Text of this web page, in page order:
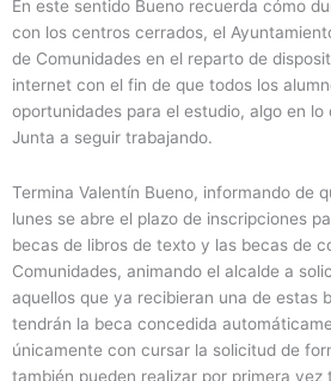
En este sentido Bueno recuerda cómo
con los centros cerrados, el
de Comunidades en el reparto de
internet con el fin de que todos los
oportunidades para el estudio, algo en lo
Junta a seguir trabajando.
Termina Valentín Bueno, informando de
lunes se abre el plazo de inscripciones
becas de libros de texto y las becas de
Comunidades, animando el alcalde a
aquellos que ya recibieran una de estas
tendrán la beca concedida
únicamente con cursar la solicitud de
también pueden realizar por primera vez